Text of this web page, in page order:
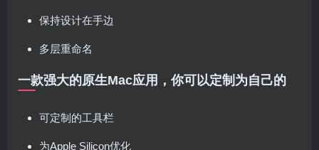
保持设计在手边
多层重命名
一款强大的原生Mac应用，你可以定制为自己的
可定制的工具栏
为Apple Silicon优化